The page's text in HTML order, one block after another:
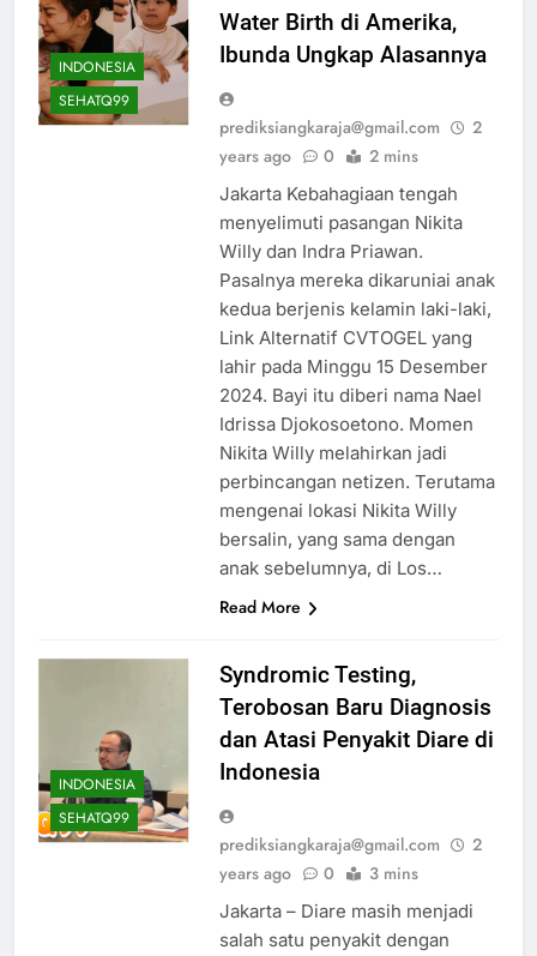
INDONESIA
SEHATQ99
Water Birth di Amerika,
Ibunda Ungkap Alasannya
prediksiangkaraja@gmail.com
2
years ago
0 2 mins
Jakarta Kebahagiaan tengah
menyelimuti pasangan Nikita
Willy dan Indra Priawan.
Pasalnya mereka dikaruniai anak
kedua berjenis kelamin laki-laki,
Link Alternatif CVTOGEL yang
lahir pada Minggu 15 Desember
2024. Bayi itu diberi nama Nael
Idrissa Djokosoetono. Momen
Nikita Willy melahirkan jadi
perbincangan netizen. Terutama
mengenai lokasi Nikita Willy
bersalin, yang sama dengan
anak sebelumnya, di Los…
Read More
INDONESIA
SEHATQ99
Syndromic Testing,
Terobosan Baru Diagnosis
dan Atasi Penyakit Diare di
Indonesia
prediksiangkaraja@gmail.com
2
years ago
0 3 mins
Jakarta – Diare masih menjadi
salah satu penyakit dengan